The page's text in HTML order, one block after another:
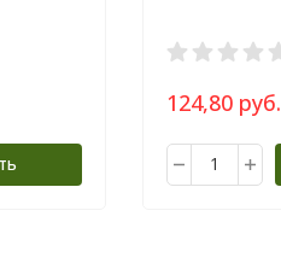
124,80 руб.